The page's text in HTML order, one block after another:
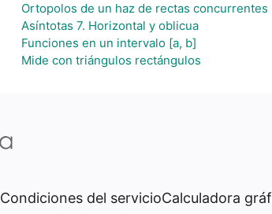
Ortopolos de un haz de rectas concurrentes
Asíntotas 7. Horizontal y oblicua
Funciones en un intervalo [a, b]
Mide con triángulos rectángulos
Condiciones del servicioCalculadora